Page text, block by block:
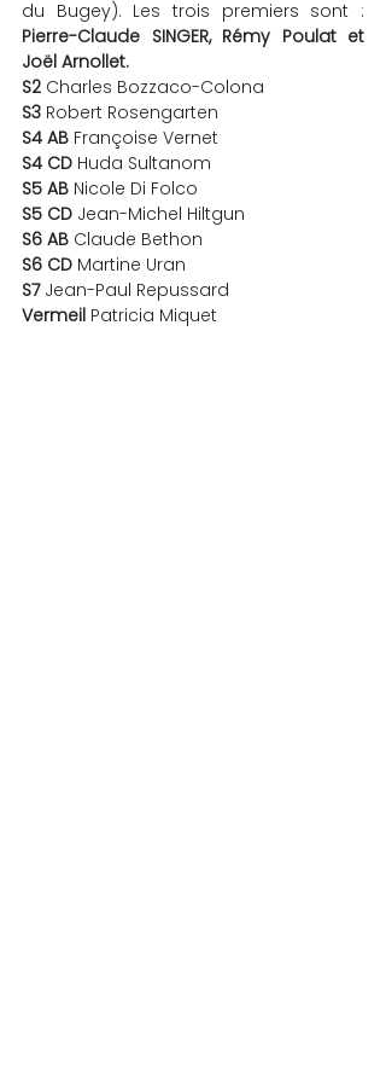
Pierre-Claude SINGER, Rémy Poulat et
Joël Arnollet.
S2 Charles Bozzaco-Colona
S3 Robert Rosengarten
S4 AB Françoise Vernet
S4 CD Huda Sultanom
S5 AB Nicole Di Folco
S5 CD Jean-Michel Hiltgun
S6 AB Claude Bethon
S6 CD Martine Uran
S7 Jean-Paul Repussard
Vermeil Patricia Miquet